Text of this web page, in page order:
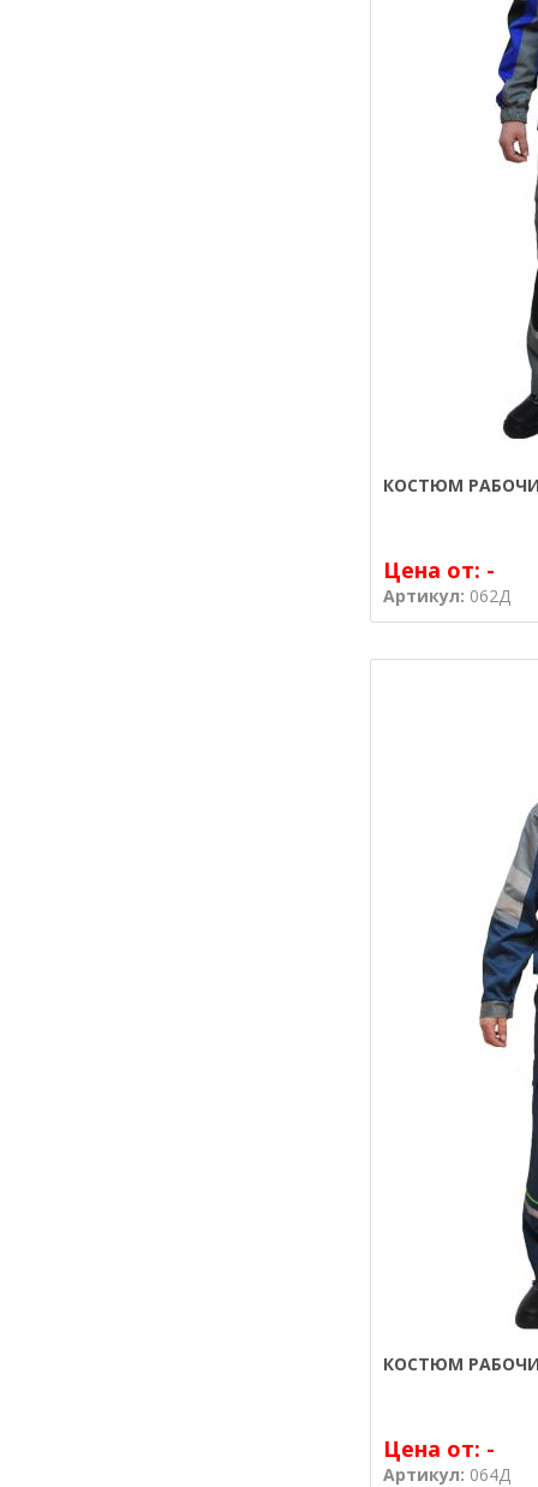
КОСТЮМ
Цена от: -
Артикул: 062Д
КОСТЮМ
Цена от: -
Артикул: 064Д